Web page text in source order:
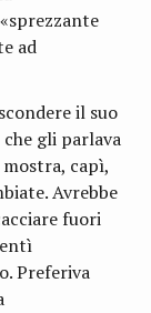
ad
il suo
gli parlava
capì,
Avrebbe
fuori
Preferiva